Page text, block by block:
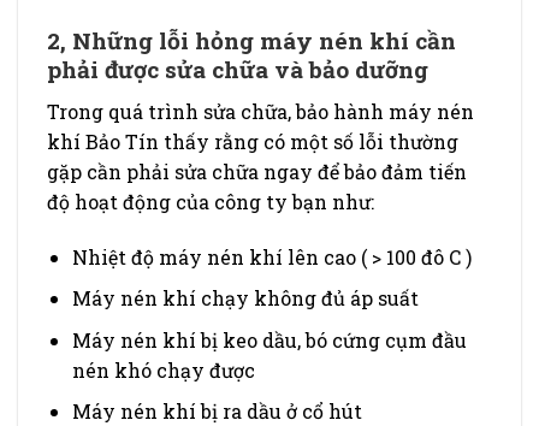
2, Những lỗi hỏng máy nén khí cần
phải được sửa chữa và bảo dưỡng
Trong quá trình sửa chữa, bảo hành máy nén
khí Bảo Tín thấy rằng có một số lỗi thường
gặp cần phải sửa chữa ngay để bảo đảm tiến
độ hoạt động của công ty bạn như:
Nhiệt độ máy nén khí lên cao ( > 100 đô C )
Máy nén khí chạy không đủ áp suất
Máy nén khí bị keo dầu, bó cứng cụm đầu
nén khó chạy được
Máy nén khí bị ra dầu ở cổ hút